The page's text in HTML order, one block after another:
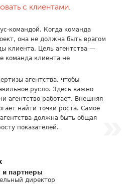
с клиентами.
командой. Когда команда
она не должна быть врагом
клиента. Цель агентства —
команда клиента не
агентства, чтобы
русло. Здесь важно
агентство работает. Внешняя
найти точки роста. Самое
должна быть общая
показателей.
партнеры
директор